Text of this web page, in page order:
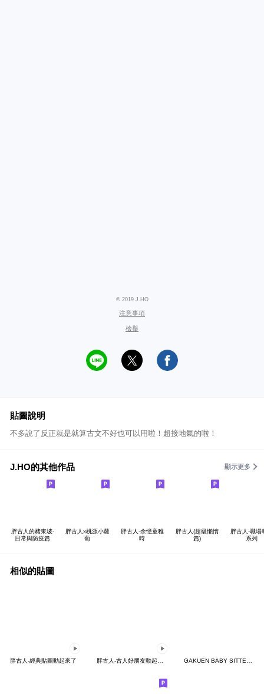
© 2019 J.HO
注意事項
檢舉
貼圖說明
不多說了反正就是就算古文不好也可以用啦！超接地氣的啦！
J.HO的其他作品 顯示更多
胖古人的豬東坡-
日常與防疫篇
胖古人x桃源小蘿
蔔
胖古人-余憶童稚
時
胖古人(超級懶惰
篇)
胖古人-職場
系列
相似的貼圖
胖古人-經典貼圖動起來了 胖古人-古人好朋友動起來了 GAKUEN BABY SITTERS